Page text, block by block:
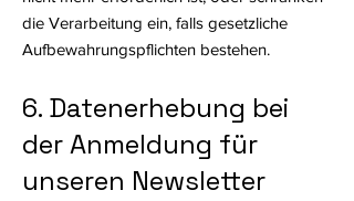
die Verarbeitung ein, falls gesetzliche
Aufbewahrungspflichten bestehen.
6. Datenerhebung bei
der Anmeldung für
unseren Newsletter